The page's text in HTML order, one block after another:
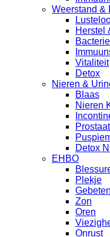
Weerstand &
Herstel
Vitaliteit
Detox
Nieren &
Blaas
Nieren
Prostaat
Detox
EHBO
Plekje
Gebeten
Zon
Oren
Onrust